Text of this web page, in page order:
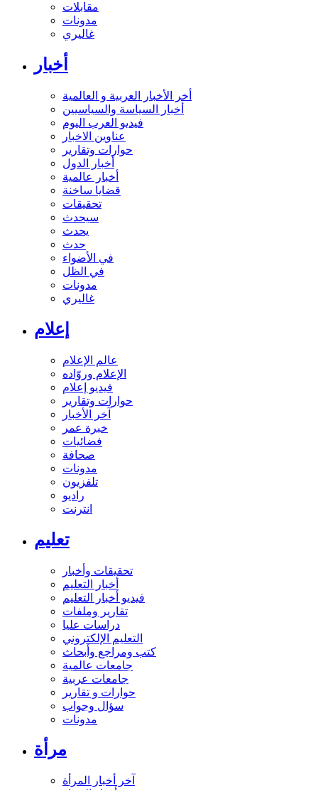
مقابلات
مدونات
غاليري
أخبار
أخر الأخبار العربية و العالمية
أخبار السياسة والسياسيين
فيديو العرب اليوم
عناوين الاخبار
حوارات وتقارير
أخبار الدول
أخبار عالمية
قضايا ساخنة
تحقيقات
سيحدث
يحدث
حدث
في الأضواء
في الظل
مدونات
غاليري
إعلام
عالم الإعلام
الإعلام وروّاده
فيديو إعلام
حوارات وتقارير
آخر الأخبار
خبرة عمر
فضائيات
صحافة
مدونات
تلفزيون
راديو
انترنت
تعليم
تحقيقات وأخبار
أخبار التعليم
فيديو أخبار التعليم
تقارير وملفات
دراسات عليا
التعليم الإلكتروني
كتب ومراجع وأبحاث
جامعات عالمية
جامعات عربية
حوارات و تقارير
سؤال وجواب
مدونات
مرأة
آخر أخبار المرأة